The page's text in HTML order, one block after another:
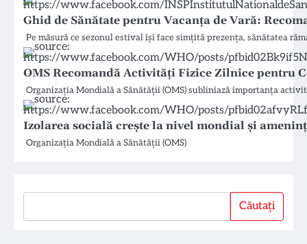
Ghid de Sănătate pentru Vacanța de Vară:
Pe măsură ce sezonul estival își face simțită prezența, sănătatea
OMS Recomandă Activități Fizice Zilnice pentru
Organizația Mondială a Sănătății (OMS) subliniază importanța
Izolarea socială crește la nivel mondial și
Organizația Mondială a Sănătății (OMS)
Căutați